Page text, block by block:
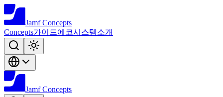
Jamf Concepts
Concepts가이드에코시스템소개
Jamf Concepts